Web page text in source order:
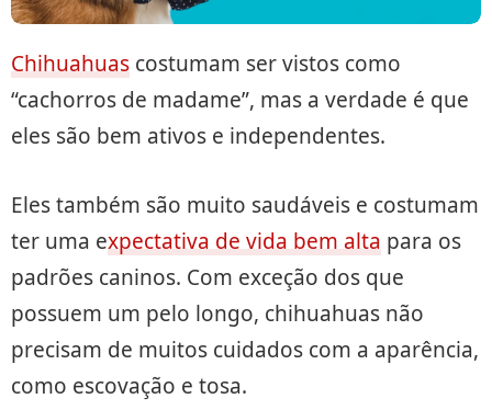
Chihuahuas costumam ser vistos como
“cachorros de madame”, mas a verdade é que
eles são bem ativos e independentes.
Eles também são muito saudáveis e costumam
ter uma expectativa de vida bem alta para os
padrões caninos. Com exceção dos que
possuem um pelo longo, chihuahuas não
precisam de muitos cuidados com a aparência,
como escovação e tosa.